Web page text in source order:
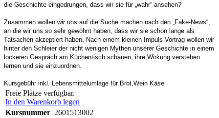
die Geschichte eingedrungen, dass wir sie für „wahr“ ansehen?
Zusammen wollen wir uns auf die Suche machen nach den „Fake-News“,
an die wir uns so sehr gewöhnt haben, dass wir sie schon lange als
Tatsachen akzeptiert haben. Nach einem kleinen Impuls-Vortrag wollen wir
hinter den Schleier der nicht wenigen Mythen unserer Geschichte in einem
lockeren Gespräch am Küchentisch schauen, ihre Wirkung verstehen
lernen und sie einzuordnen.
Kursgebühr inkl. Lebensmittelumlage für Brot,Wein Käse
Freie Plätze verfügbar.
In den Warenkorb legen
Kursnummer 2601513002